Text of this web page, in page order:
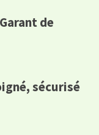
de
sécurisé